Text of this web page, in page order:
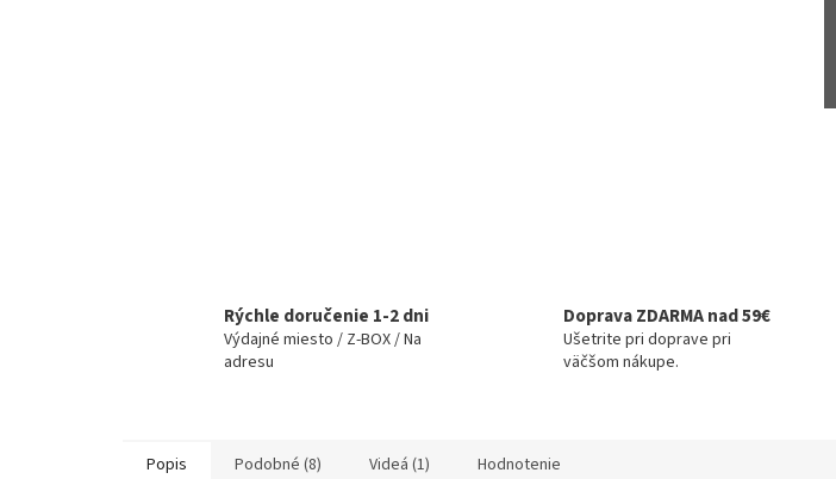
Rýchle doručenie 1-2 dni
Výdajné miesto / Z-BOX / Na
adresu
Doprava ZDARMA nad 59€
Ušetrite pri doprave pri
väčšom nákupe.
Popis Podobné (8) Videá (1) Hodnotenie